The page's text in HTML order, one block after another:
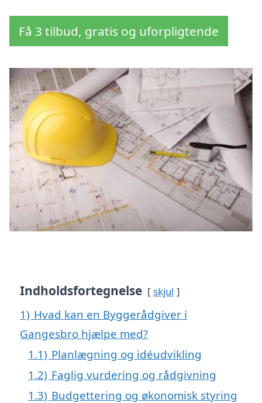
Få 3 tilbud, gratis og uforpligtende
Indholdsfortegnelse skjul
1) Hvad kan en Byggerådgiver i
Gangesbro hjælpe med?
1.1) Planlægning og idéudvikling
1.2) Faglig vurdering og rådgivning
1.3) Budgettering og økonomisk styring